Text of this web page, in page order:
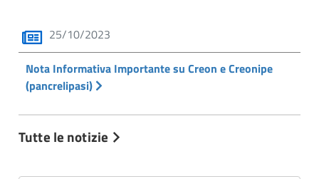
25/10/2023
Nota Informativa Importante su Creon e Creonipe
(pancrelipasi)
Tutte le notizie